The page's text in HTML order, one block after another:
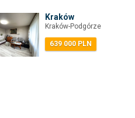
Kraków
Kraków-Podgórze
639 000 PLN